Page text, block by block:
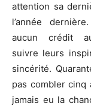
attention sa
l’année
aucun crédit
suivre leurs
sincérité.
pas combler cinq
jamais eu la